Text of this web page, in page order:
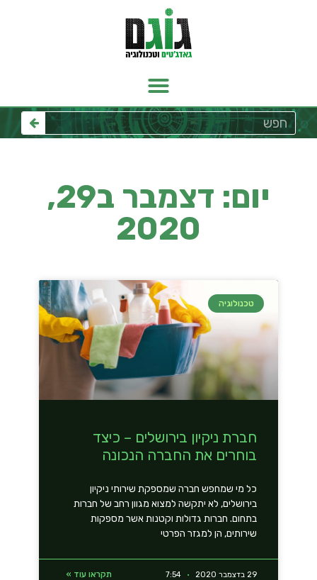
יום: דצמבר ב29,
2020
טכנולוגיה
חברת ניקיון בירושלים – כיצד
בוחרים את החברה הנכונה
כל מי שמחפש חברה שמספקת שירותי ניקיון
בירושלים, לא יתקשה למצוא מגוון רחב של חברות
בתחום. חברות גדולות וקטנות אשר מספקות
שירותים, הן למגזר הפרטי
תקראו עוד » 29 בדצמבר 2020